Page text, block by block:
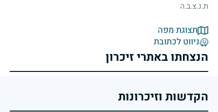
ת.נ.צ.ב.ה
תצוגת מפה
ניווט לכתובת
הנצחתו באתרי זיכרון
הקדשות וזיכרונות